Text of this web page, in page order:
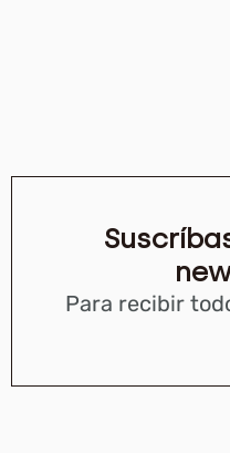
Para recibir